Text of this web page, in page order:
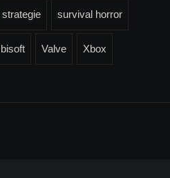
strategie survival horror
Valve Xbox